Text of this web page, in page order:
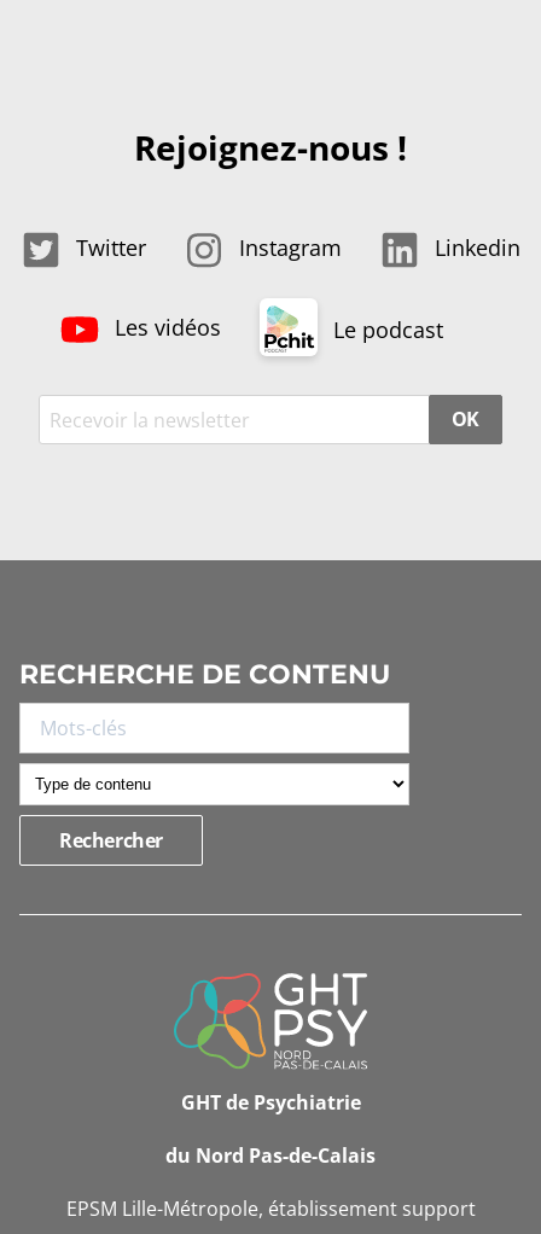
Rejoignez-nous !
Twitter Instagram Linkedin
Les vidéos Le podcast
OK
RECHERCHE DE CONTENU
INFORMATIONS
GHT de Psychiatrie
du Nord Pas-de-Calais
EPSM Lille-Métropole, établissement support